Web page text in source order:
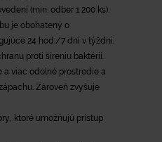
(min. odber 1 200 ks).
je obohatený o
24 hod./7 dní v týždni,
proti šíreniu baktérií.
a viac odolné prostredie a
Zároveň zvyšuje
ktoré umožňujú prístup